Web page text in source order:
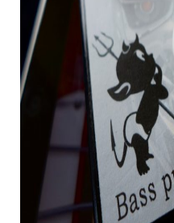
Partenaires
Contact
fgh guitar